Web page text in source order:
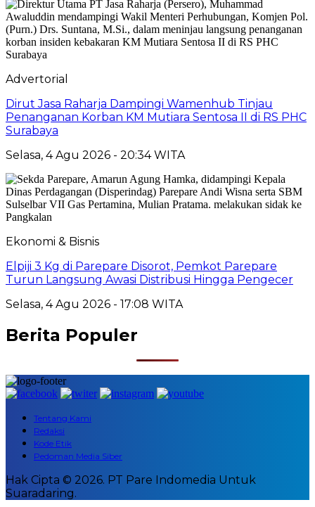
Advertorial
Dirut Jasa Raharja Dampingi Wamenhub Tinjau
Penanganan Korban KM Mutiara Sentosa II di RS PHC
Surabaya
Selasa, 4 Agu 2026 - 20:34 WITA
Ekonomi & Bisnis
Elpiji 3 Kg di Parepare Disorot, Pemkot Parepare
Turun Langsung Awasi Distribusi Hingga Pengecer
Selasa, 4 Agu 2026 - 17:08 WITA
Berita Populer
Tentang Kami
Redaksi
Kode Etik
Pedoman Media Siber
Hak Cipta © 2026. PT Pare Indomedia Untuk
Suaradaring.